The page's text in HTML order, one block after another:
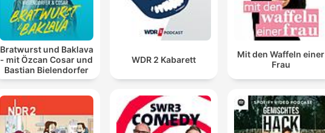
Bratwurst und Baklava
- mit Özcan Cosar und
Bastian Bielendorfer
WDR 2 Kabarett
Mit den Waffeln einer
Frau